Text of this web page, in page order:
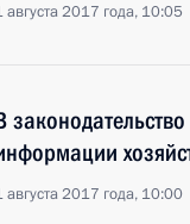
августа 2017 года, 10:05
августа 2017 года, 10:00